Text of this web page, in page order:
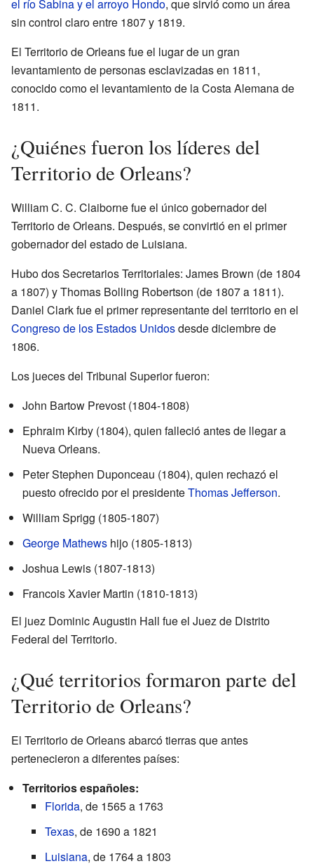
el río Sabina y el arroyo Hondo, que sirvió como un área
sin control claro entre 1807 y 1819.
El Territorio de Orleans fue el lugar de un gran
levantamiento de personas esclavizadas en 1811,
conocido como el levantamiento de la Costa Alemana de
1811.
¿Quiénes fueron los líderes del
Territorio de Orleans?
William C. C. Claiborne fue el único gobernador del
Territorio de Orleans. Después, se convirtió en el primer
gobernador del estado de Luisiana.
Hubo dos Secretarios Territoriales: James Brown (de 1804
a 1807) y Thomas Bolling Robertson (de 1807 a 1811).
Daniel Clark fue el primer representante del territorio en el
Congreso de los Estados Unidosdesde diciembre de
1806.
Los jueces del Tribunal Superior fueron:
John Bartow Prevost (1804-1808)
Ephraim Kirby (1804), quien falleció antes de llegar a
Nueva Orleans.
Peter Stephen Duponceau (1804), quien rechazó el
puesto ofrecido por el presidenteThomas Jefferson.
William Sprigg (1805-1807)
George Mathews hijo (1805-1813)
Joshua Lewis (1807-1813)
Francois Xavier Martin (1810-1813)
El juez Dominic Augustin Hall fue el Juez de Distrito
Federal del Territorio.
¿Qué territorios formaron parte del
Territorio de Orleans?
El Territorio de Orleans abarcó tierras que antes
pertenecieron a diferentes países:
Territorios españoles:
Florida, de 1565 a 1763
Texas, de 1690 a 1821
Luisiana, de 1764 a 1803